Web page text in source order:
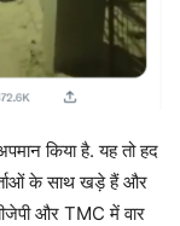
किया है. यह तो हद
के साथ खड़े हैं और
और TMC में वार